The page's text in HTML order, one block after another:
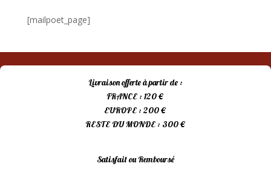
[mailpoet_page]
Livraison offerte à partir de :
FRANCE : 120 €
EUROPE : 200 €
RESTE DU MONDE : 300 €
Satisfait ou Remboursé